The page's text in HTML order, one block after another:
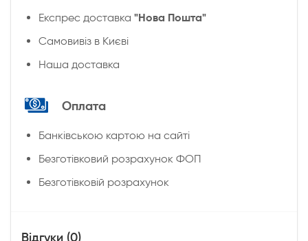
Експрес доставка "Нова Пошта"
Cамовивіз в Києві
Наша доставка
Оплата
Банківською картою на сайті
Безготівковий розрахунок ФОП
Безготівковій розрахунок
Відгуки (0)